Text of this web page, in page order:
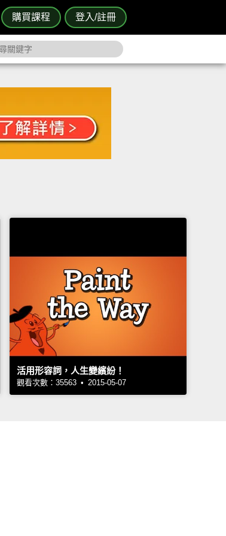
購買課程 登入/註冊
活用形容詞，人生變繽紛！
觀看次數：35563 • 2015-05-07